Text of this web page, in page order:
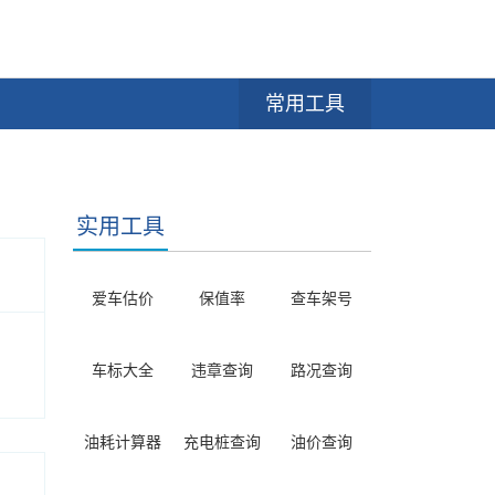
常用工具
实用工具
爱车估价 保值率 查车架号
车标大全 违章查询 路况查询
油耗计算器 充电桩查询 油价查询